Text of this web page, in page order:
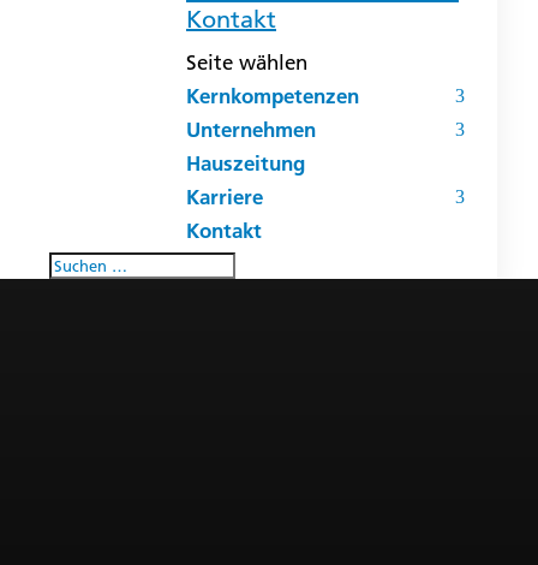
Kontakt
Seite wählen
Kernkompetenzen
Unternehmen
Hauszeitung
Karriere
Kontakt